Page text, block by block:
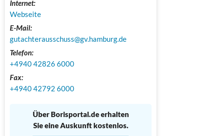
Internet:
Webseite
E-Mail:
gutachterausschuss@gv.hamburg.de
Telefon:
+4940 42826 6000
Fax:
+4940 42792 6000
Über Borisportal.de erhalten
Sie eine Auskunft kostenlos.